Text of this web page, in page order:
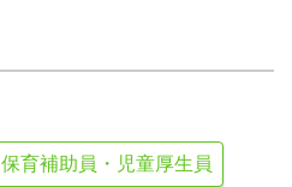
保育補助員・児童厚生員